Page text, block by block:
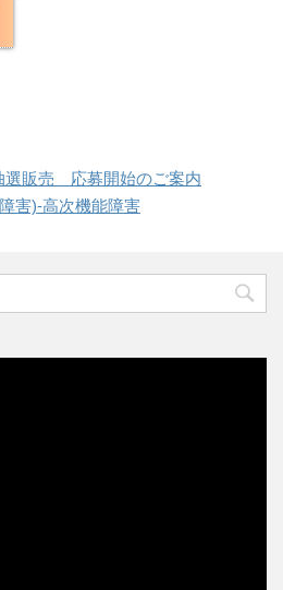
販売 応募開始のご案内
害)-高次機能障害